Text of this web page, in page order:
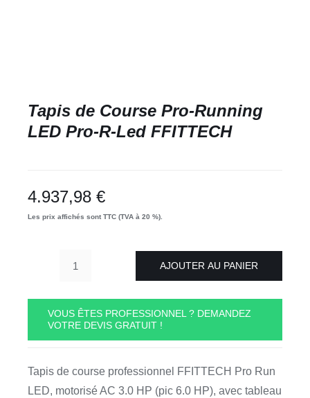
Tapis de Course Pro-Running
LED Pro-R-Led FFITTECH
4.937,98 €
Les prix affichés sont TTC (TVA à 20 %).
quantité
Tapis
de
AJOUTER AU PANIER
VOUS ÊTES PROFESSIONNEL ? DEMANDEZ
VOTRE DEVIS GRATUIT !
Tapis de course professionnel FFITTECH Pro Run
LED, motorisé AC 3.0 HP (pic 6.0 HP), avec tableau